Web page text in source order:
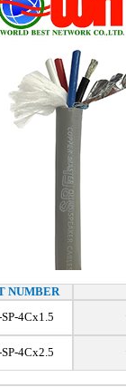
NUMBER
4Cx1.5
4Cx2.5